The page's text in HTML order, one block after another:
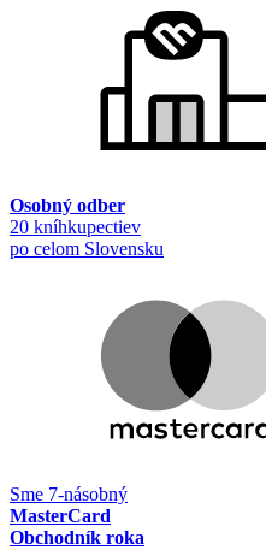
Osobný odber
20 kníhkupectiev
po celom Slovensku
Sme 7-násobný
MasterCard
Obchodník roka